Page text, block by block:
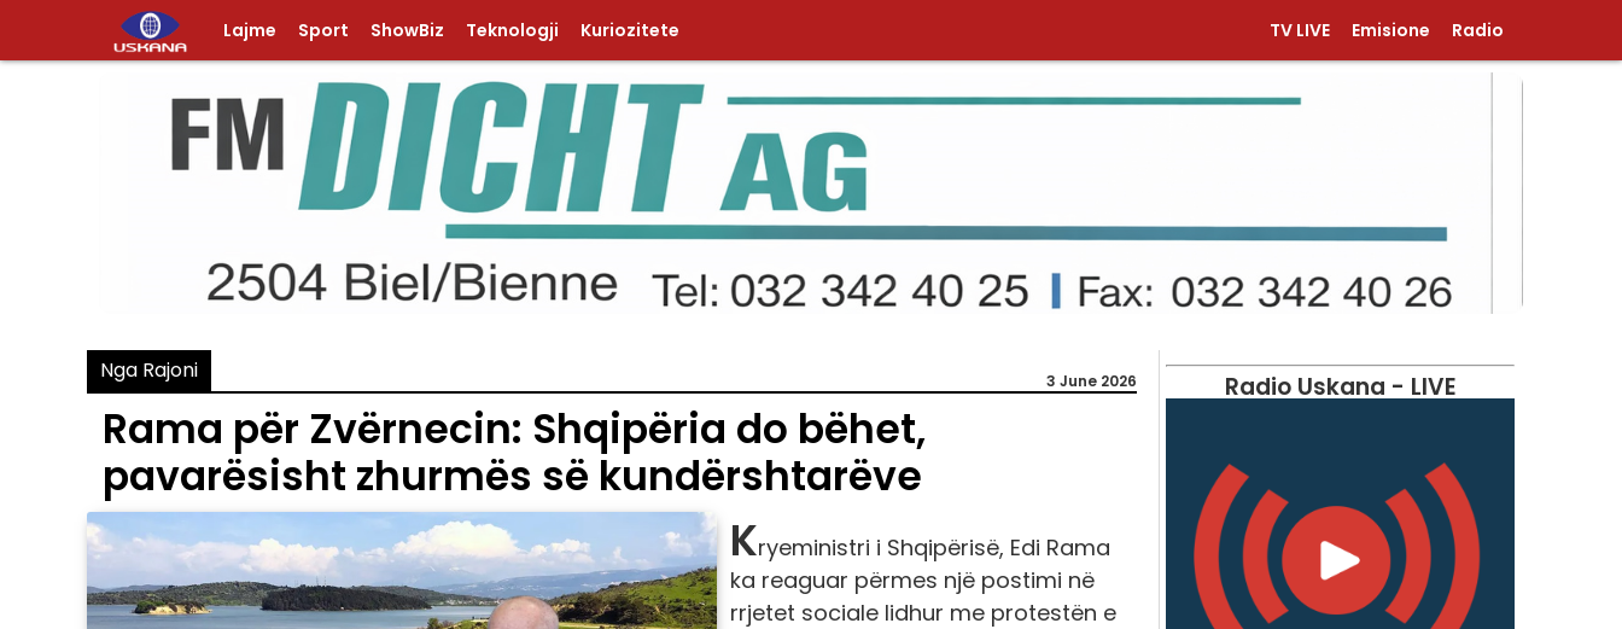
Lajme Sport ShowBiz Teknologji Kuriozitete TV LIVE Emisione Radio
Nga Rajoni 3 June 2026
Rama për Zvërnecin: Shqipëria do bëhet,
pavarësisht zhurmës së kundërshtarëve
Kryeministri i Shqipërisë, Edi Rama
ka reaguar përmes një postimi në
rrjetet sociale lidhur me protestën e
Radio Uskana - LIVE